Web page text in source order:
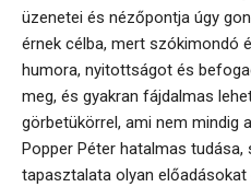
üzenetei és nézőpontja úgy
érnek célba, mert szókimondó
humora, nyitottságot és
meg, és gyakran fájdalmas
görbetükörrel, ami nem mindig
Popper Péter hatalmas tudása,
tapasztalata olyan